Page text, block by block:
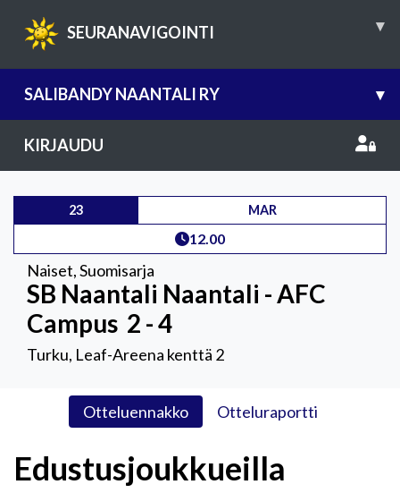
SEURANAVIGOINTI ▾
SALIBANDY NAANTALI RY ▾
KIRJAUDU
23 MAR
12.00
Naiset,Suomisarja
SB Naantali Naantali - AFC
Campus 2 - 4
Turku, Leaf-Areena kenttä 2
Otteluennakko Otteluraportti
Edustusjoukkueilla